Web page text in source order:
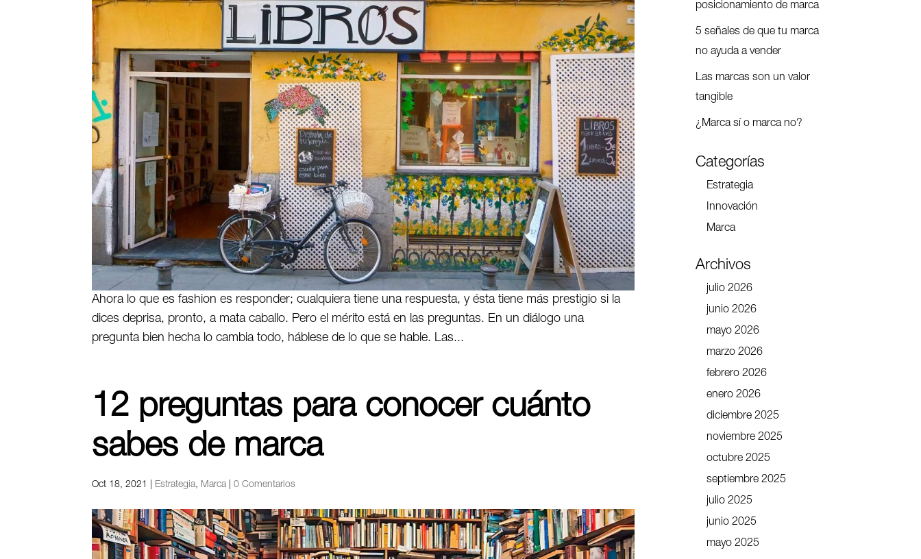
Ahora lo que es fashion es responder; cualquiera tiene una respuesta, y ésta tiene más prestigio si la
dices deprisa, pronto, a mata caballo. Pero el mérito está en las preguntas. En un diálogo una
pregunta bien hecha lo cambia todo, háblese de lo que se hable. Las...
12 preguntas para conocer cuánto
sabes de marca
Oct 18, 2021 Estrategia, Marca |0 Comentarios
posicionamiento de marca
5 señales de que tu marca
no ayuda a vender
Las marcas son un valor
tangible
¿Marca sí o marca no?
Categorías
Estrategia
Innovación
Marca
Archivos
julio 2026
junio 2026
mayo 2026
marzo 2026
febrero 2026
enero 2026
diciembre 2025
noviembre 2025
octubre 2025
septiembre 2025
julio 2025
junio 2025
mayo 2025